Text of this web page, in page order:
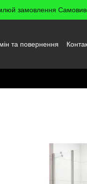
замовлення
та повернення